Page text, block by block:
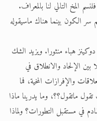
المخ التالي لنا بالمعراف.
سر الكون بينما هناك ماسيقوله
هباء منثورا. ويزيد الشك
بين الإلحاد والانطلاق في
والإفرازات المخية، فما
ماتقول؟؟، وما يدرينا ماذا
في مستقبل التطورات؟ ولماذا